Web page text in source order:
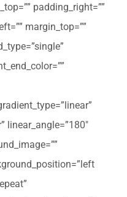
padding_right=””
margin_top=””
linear_angle=”180″